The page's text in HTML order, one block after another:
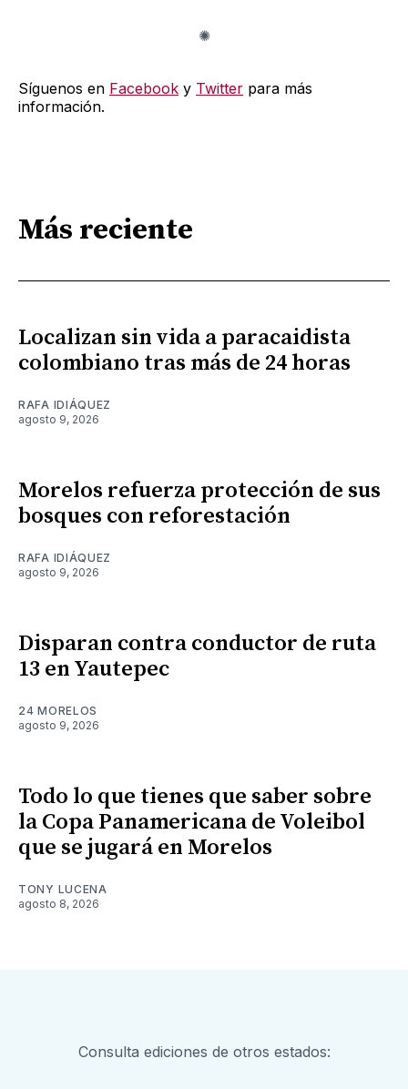
Síguenos en Facebook y Twitter para más
información.
Más reciente
Localizan sin vida a paracaidista
colombiano tras más de 24 horas
RAFA IDIÁQUEZ
agosto 9, 2026
Morelos refuerza protección de sus
bosques con reforestación
RAFA IDIÁQUEZ
agosto 9, 2026
Disparan contra conductor de ruta
13 en Yautepec
24 MORELOS
agosto 9, 2026
Todo lo que tienes que saber sobre
la Copa Panamericana de Voleibol
que se jugará en Morelos
TONY LUCENA
agosto 8, 2026
Consulta ediciones de otros estados: